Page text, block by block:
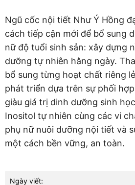
Ngũ cốc nội tiết Như Ý Hồng
cách tiếp cận mới để bổ sung
nữ độ tuổi sinh sản: xây dựng
dưỡng tự nhiên hằng ngày.
bổ sung từng hoạt chất riêng
phát triển dựa trên sự phối
giàu giá trị dinh dưỡng sinh
Inositol tự nhiên cùng các vi
phụ nữ nuôi dưỡng nội tiết và
một cách bền vững, an toàn.
Ngày viết: